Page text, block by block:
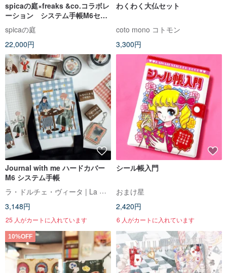
spicaの庭×freaks &co.コラボレ
ーション システム手帳M6セッ
spicaの庭
22,000円
わくわく大仏セット
coto mono コトモン
3,300円
Journal with me ハードカバー
M6 システム手帳
ラ・ドルチェ・ヴィータ | La Dolce Vita
3,148円
25 人がカートに入れています
シール帳入門
おまけ星
2,420円
6 人がカートに入れています
10%OFF